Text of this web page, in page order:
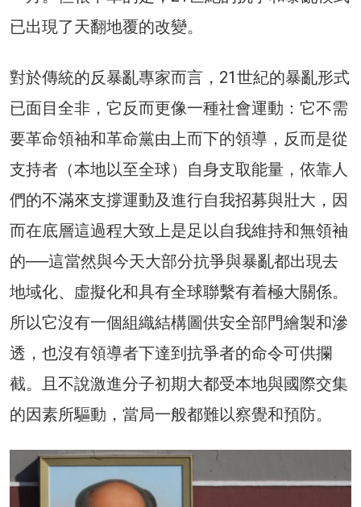
已出現了天翻地覆的改變。
對於傳統的反暴亂專家而言，21世紀的暴亂形式
已面目全非，它反而更像一種社會運動：它不需
要革命領袖和革命黨由上而下的領導，反而是從
支持者（本地以至全球）自身支取能量，依靠人
們的不滿來支撐運動及進行自我招募與壯大，因
而在底層這過程大致上是足以自我維持和無領袖
的──這當然與今天大部分抗爭與暴亂都出現去
地域化、虛擬化和具有全球聯繫有着極大關係。
所以它沒有一個組織結構圖供安全部門繪製和滲
透，也沒有領導者下達到抗爭者的命令可供攔
截。且不說激進分子初期大都受本地與國際交集
的因素所驅動，當局一般都難以察覺和預防。